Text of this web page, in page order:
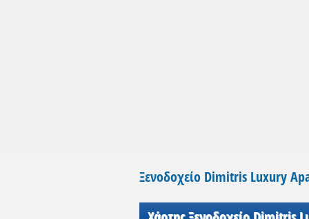
Ξενοδοχείο Dimitris Luxury